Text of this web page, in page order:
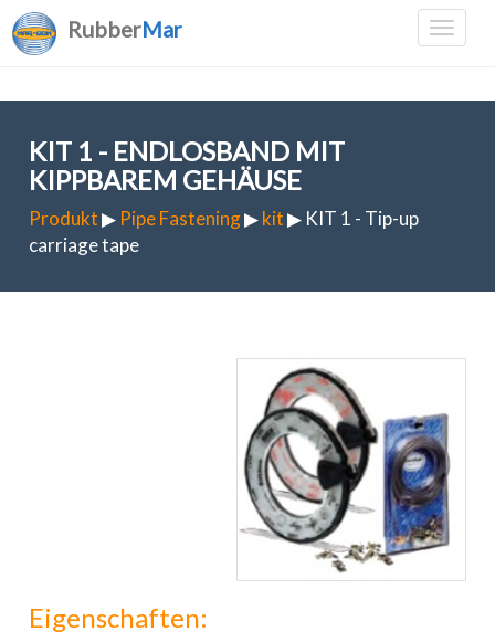
RubberMar
KIT 1 - ENDLOSBAND MIT
KIPPBAREM GEHÄUSE
Produkt▶ Pipe Fastening▶kit▶ KIT 1 - Tip-up
carriage tape
Eigenschaften: